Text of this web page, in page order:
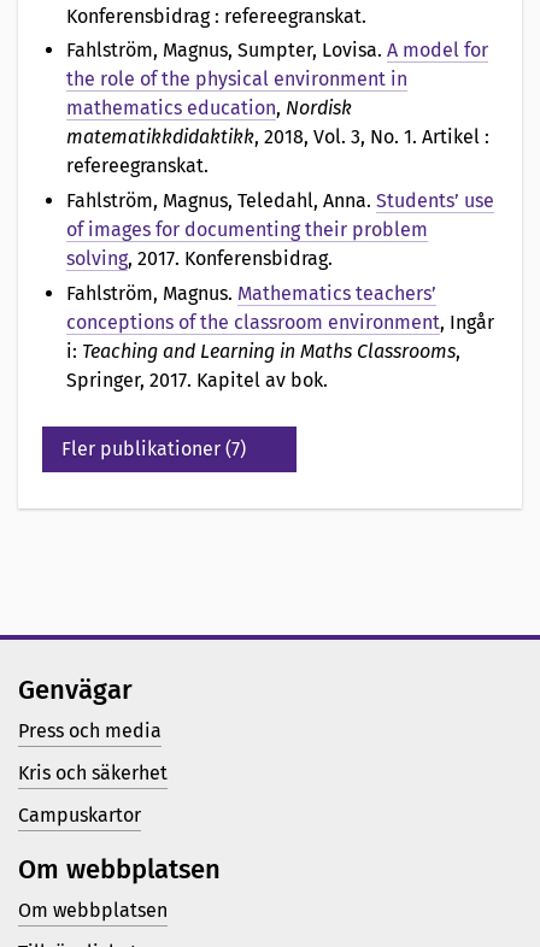
Konferensbidrag : refereegranskat.
Fahlström, Magnus, Sumpter, Lovisa. A model for
the role of the physical environment in
mathematics education, Nordisk
matematikkdidaktikk, 2018, Vol. 3, No. 1. Artikel :
refereegranskat.
Fahlström, Magnus, Teledahl, Anna. Students’ use
of images for documenting their problem
solving, 2017. Konferensbidrag.
Fahlström, Magnus. Mathematics teachers’
conceptions of the classroom environment, Ingår
i: Teaching and Learning in Maths Classrooms,
Springer, 2017. Kapitel av bok.
Fler publikationer (7)
Genvägar
Press och media
Kris och säkerhet
Campuskartor
Om webbplatsen
Om webbplatsen